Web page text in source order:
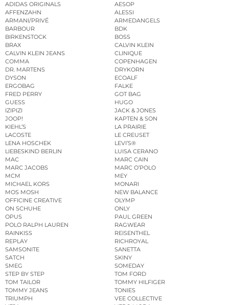
ADIDAS ORIGINALS
AESOP
AFFENZAHN
ALESSI
ARMANI/PRIVÉ
ARMEDANGELS
BARBOUR
BDK
BIRKENSTOCK
BOSS
BRAX
CALVIN KLEIN
CALVIN KLEIN JEANS
CLINIQUE
COMMA
COPENHAGEN
DR. MARTENS
DRYKORN
DYSON
ECOALF
ERGOBAG
FALKE
FRED PERRY
GOT BAG
GUESS
HUGO
IZIPIZI
JACK & JONES
JOOP!
KAPTEN & SON
KIEHL’S
LA PRAIRIE
LACOSTE
LE CREUSET
LENA HOSCHEK
LEVI’S®
LIEBESKIND BERLIN
LUISA CERANO
MAC
MARC CAIN
MARC JACOBS
MARC O’POLO
MCM
MEY
MICHAEL KORS
MONARI
MOS MOSH
NEW BALANCE
OFFICINE CREATIVE
OLYMP
ON SCHUHE
ONLY
OPUS
PAUL GREEN
POLO RALPH LAUREN
RAGWEAR
RAINKISS
REISENTHEL
REPLAY
RICHROYAL
SAMSONITE
SANETTA
SATCH
SKINY
SMEG
SOMEDAY
STEP BY STEP
TOM FORD
TOM TAILOR
TOMMY HILFIGER
TOMMY JEANS
TONIES
TRIUMPH
VEE COLLECTIVE